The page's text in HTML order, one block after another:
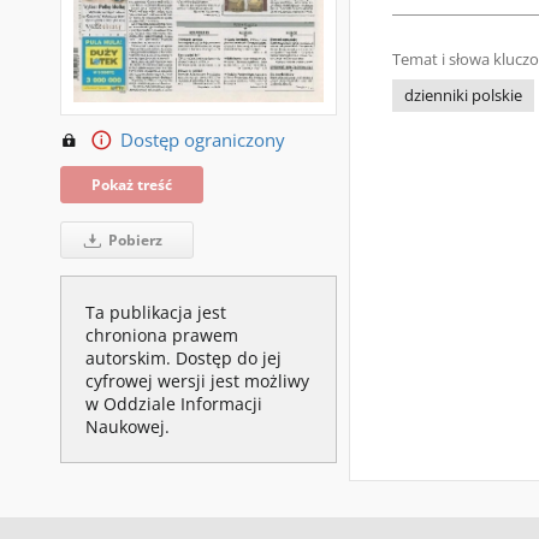
Dostęp ograniczony
Pokaż treść
Pobierz
Ta publikacja jest
chroniona prawem
autorskim. Dostęp do jej
cyfrowej wersji jest możliwy
w Oddziale Informacji
Naukowej.
Temat i słowa
dzienniki polskie